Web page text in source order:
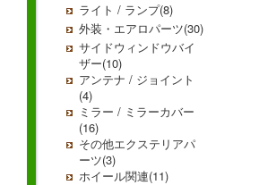
ライト / ランプ(8)
外装・エアロパーツ(30)
サイドウィンドウバイ
ザー(10)
アンテナ / ジョイント
(4)
ミラー / ミラーカバー
(16)
その他エクステリアパ
ーツ(3)
ホイール関連(11)